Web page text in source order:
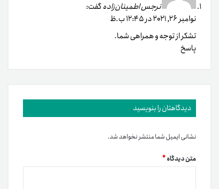
نرجس اطمینان‌زادهگفت:
نوامبر 26, 2021 در 12:45 ب.ظ
تشکر از توجه و همراهی شما.
پاسخ
دیدگاهتان را بنویسید
نشانی ایمیل شما منتشر نخواهد شد.
متن دیدگاه*